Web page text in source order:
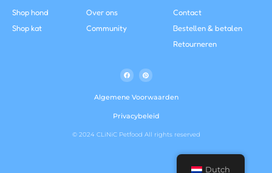
Shop hond
Shop kat
Over ons
Community
Contact
Bestellen & betalen
Retourneren
F
a
c
b
o
k
-
P
i
n
e
r
s
t
Algemene Voorwaarden
Privacybeleid
© 2024 CLiNiC Petfood All rights reserved
Dutch